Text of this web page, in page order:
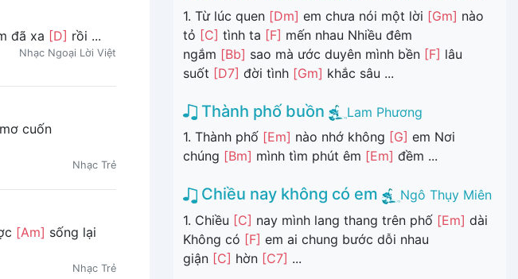
đã xa [D] rồi ...
Nhạc Ngoại Lời Việt
cuốn
Nhạc Trẻ
[Am] sống lại
Nhạc Trẻ
1. Từ lúc quen [Dm] em chưa nói một lời [Gm] nào
tỏ [C] tình ta [F] mến nhau Nhiều đêm
ngắm [Bb] sao mà ước duyên mình bền [F] lâu
suốt [D7] đời tình [Gm] khắc sâu ...
Thành phố buồn
Lam Phương
1. Thành phố [Em] nào nhớ không [G] em Nơi
chúng [Bm] mình tìm phút êm [Em] đềm ...
Chiều nay không có em
Ngô Thụy Miên
1. Chiều [C] nay mình lang thang trên phố [Em] dài
Không có [F] em ai chung bước dỗi nhau
giận [C] hờn [C7] ...